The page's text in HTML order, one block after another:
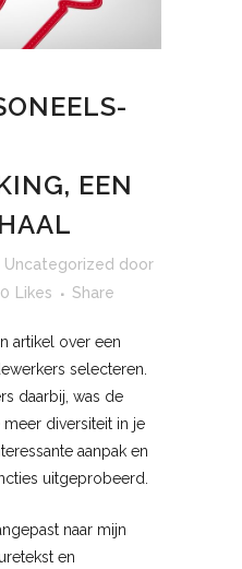
EEN
Uncategorized door
0 Likes Share
artikel over een
selecteren.
daarbij, was de
diversiteit in je
aanpak en
uitgeprobeerd.
naar mijn
en